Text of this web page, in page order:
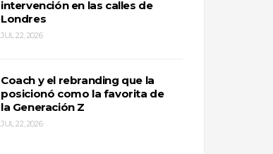
intervención en las calles de
Londres
JUL 22, 2026
Coach y el rebranding que la
posicionó como la favorita de
la Generación Z
JUL 22, 2026